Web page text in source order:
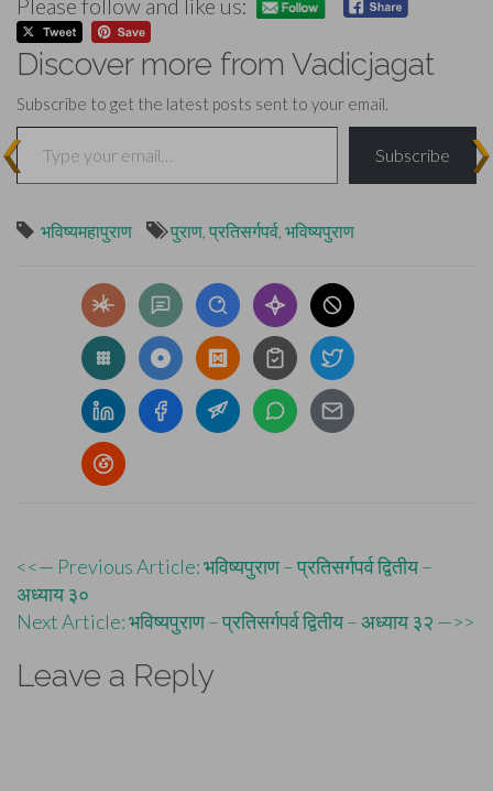
Please follow and like us:
Discover more from Vadicjagat
Subscribe to get the latest posts sent to your email.
Type your email…
Subscribe
भविष्यमहापुराण पुराण प्रतिसर्गपर्व भविष्यपुराण
Post
navigation
<<— Previous Article: भविष्यपुराण – प्रतिसर्गपर्व द्वितीय –
अध्याय ३०
Next Article: भविष्यपुराण – प्रतिसर्गपर्व द्वितीय – अध्याय ३२ —>>
Leave a Reply